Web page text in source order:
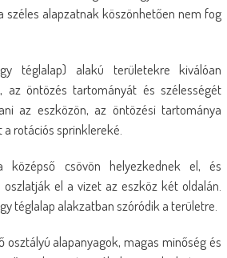
széles alapzatnak köszönhetően nem fog
téglalap) alakú területekre kiválóan
az öntözés tartományát és szélességét
az eszközön, az öntözési tartománya
rotációs sprinklereké.
csövön helyezkednek el, és
el a vizet az eszköz két oldalán.
téglalap alakzatban szóródik a területre.
osztályú alapanyagok, magas minőség és